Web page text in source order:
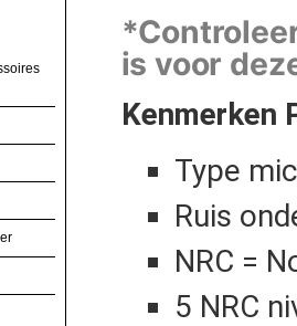
is voor
Kenmerken
Type
Ruis
NRC =
5 NRC